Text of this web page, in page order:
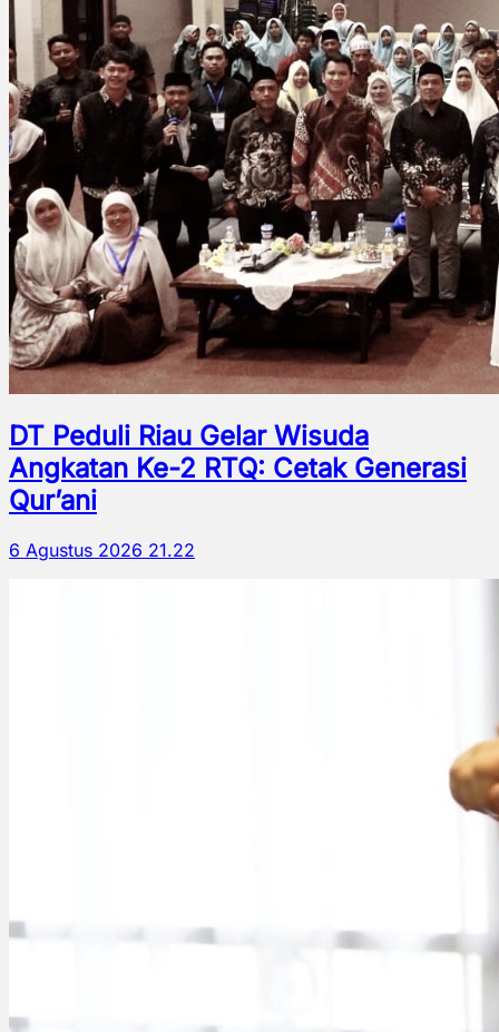
DT Peduli Riau Gelar Wisuda
Angkatan Ke-2 RTQ: Cetak Generasi
Qur’ani
6 Agustus 2026 21.22